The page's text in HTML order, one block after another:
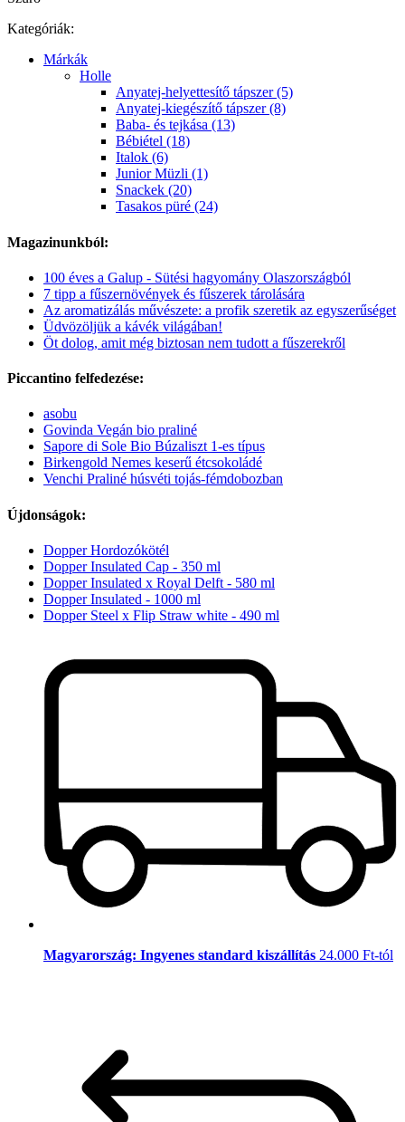
Kategóriák:
Márkák
Holle
Anyatej-helyettesítő tápszer (5)
Anyatej-kiegészítő tápszer (8)
Baba- és tejkása (13)
Bébiétel (18)
Italok (6)
Junior Müzli (1)
Snackek (20)
Tasakos püré (24)
Magazinunkból:
100 éves a Galup - Sütési hagyomány Olaszországból
7 tipp a fűszernövények és fűszerek tárolására
Az aromatizálás művészete: a profik szeretik az egyszerűséget
Üdvözöljük a kávék világában!
Öt dolog, amit még biztosan nem tudott a fűszerekről
Piccantino felfedezése:
asobu
Govinda Vegán bio praliné
Sapore di Sole Bio Búzaliszt 1-es típus
Birkengold Nemes keserű étcsokoládé
Venchi Praliné húsvéti tojás-fémdobozban
Újdonságok:
Dopper Hordozókötél
Dopper Insulated Cap - 350 ml
Dopper Insulated x Royal Delft - 580 ml
Dopper Insulated - 1000 ml
Dopper Steel x Flip Straw white - 490 ml
Magyarország: Ingyenes standard kiszállítás 24.000 Ft-tól